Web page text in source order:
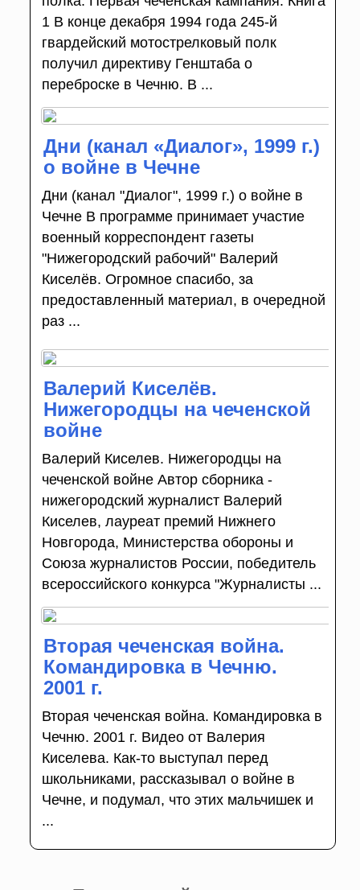
1 В конце декабря 1994 года 245-й
гвардейский мотострелковый полк
получил директиву Генштаба о
переброске в Чечню. В ...
Дни (канал «Диалог», 1999 г.)
о войне в Чечне
Дни (канал "Диалог", 1999 г.) о войне в
Чечне В программе принимает участие
военный корреспондент газеты
"Нижегородский рабочий" Валерий
Киселёв. Огромное спасибо, за
предоставленный материал, в очередной
раз ...
Валерий Киселёв.
Нижегородцы на чеченской
войне
Валерий Киселев. Нижегородцы на
чеченской войне Автор сборника -
нижегородский журналист Валерий
Киселев, лауреат премий Нижнего
Новгорода, Министерства обороны и
Союза журналистов России, победитель
всероссийского конкурса "Журналисты ...
Вторая чеченская война.
Командировка в Чечню.
2001 г.
Вторая чеченская война. Командировка в
Чечню. 2001 г. Видео от Валерия
Киселева. Как-то выступал перед
школьниками, рассказывал о войне в
Чечне, и подумал, что этих мальчишек и
...